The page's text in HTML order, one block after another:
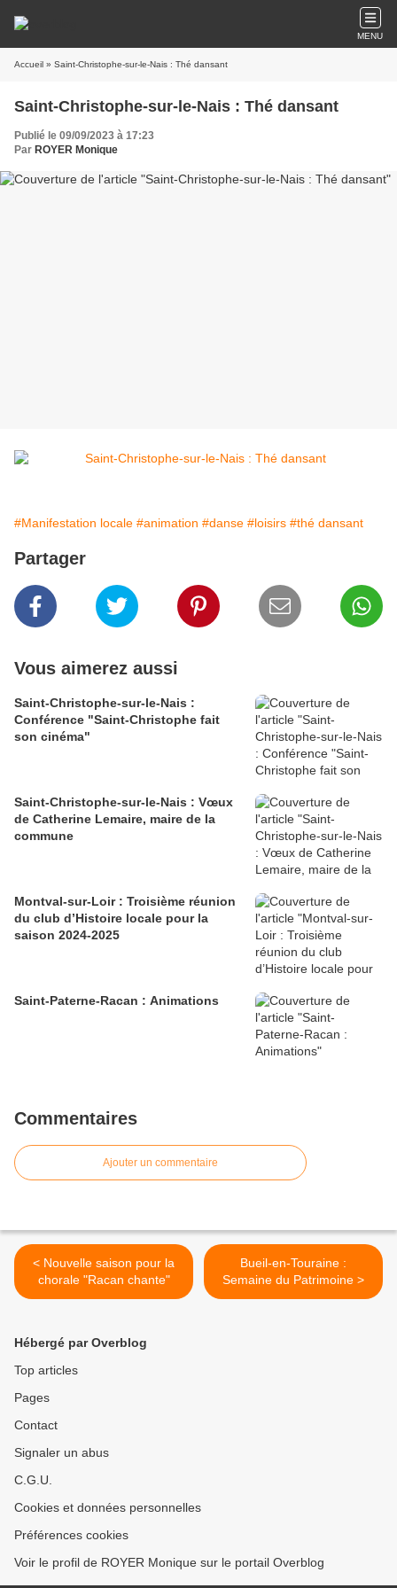
MENU
Accueil » Saint-Christophe-sur-le-Nais : Thé dansant
Saint-Christophe-sur-le-Nais : Thé dansant
Publié le 09/09/2023 à 17:23
Par ROYER Monique
#Manifestation locale #animation #danse #loisirs #thé dansant
Partager
Vous aimerez aussi
Saint-Christophe-sur-le-Nais :
Conférence "Saint-Christophe fait
son cinéma"
Saint-Christophe-sur-le-Nais : Vœux
de Catherine Lemaire, maire de la
commune
Montval-sur-Loir : Troisième réunion
du club d’Histoire locale pour la
saison 2024-2025
Saint-Paterne-Racan : Animations
Commentaires
Ajouter un commentaire
< Nouvelle saison pour la
chorale "Racan chante"
Bueil-en-Touraine :
Semaine du Patrimoine >
Hébergé par Overblog
Top articles
Pages
Contact
Signaler un abus
C.G.U.
Cookies et données personnelles
Préférences cookies
Voir le profil de ROYER Monique sur le portail Overblog